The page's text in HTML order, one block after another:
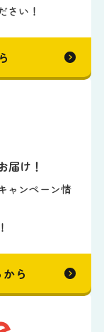
さい！
届け！
ャンペーン情
ら